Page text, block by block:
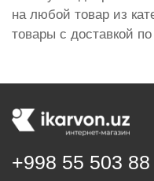
на любой товар из
товары с доставкой по
+998 55 503 88